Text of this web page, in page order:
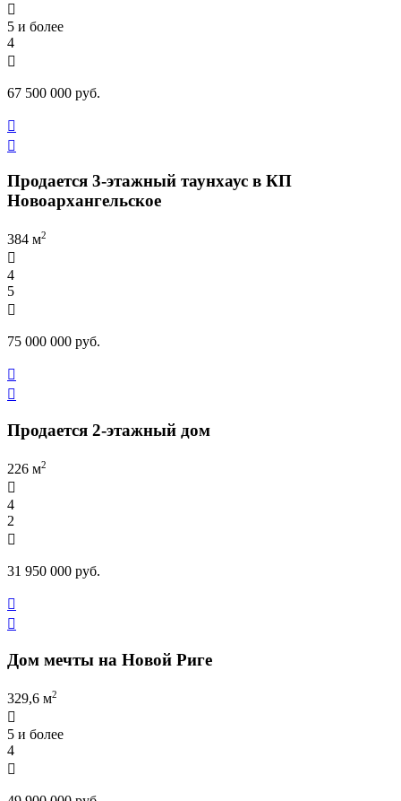

5 и более
4

67 500 000 руб.


Продается 3-этажный таунхаус в КП
Новоархангельское
384 м2

4
5

75 000 000 руб.


Продается 2-этажный дом
226 м2

4
2

31 950 000 руб.


Дом мечты на Новой Риге
329,6 м2

5 и более
4
